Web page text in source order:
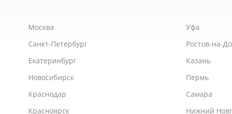
Москва
Санкт-Петербург
Екатеринбург
Новосибирск
Краснодар
Красноярск
Уфа
Ростов-на-
Казань
Пермь
Самара
Нижний